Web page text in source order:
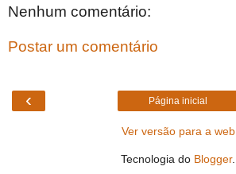
Nenhum comentário:
Postar um comentário
‹ Página inicial
Ver versão para a web
Tecnologia do Blogger.